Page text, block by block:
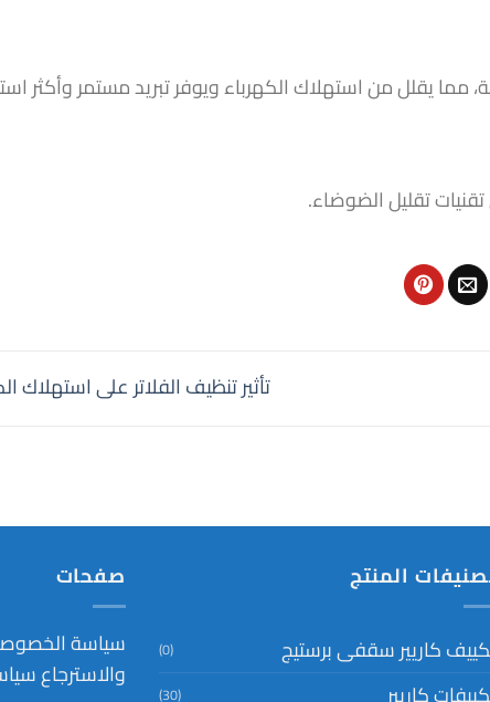
يقلل من استهلاك الكهرباء ويوفر تبريد مستمر وأكثر
تقليل الضوضاء.
تأثير تنظيف الفلاتر على استهلاك
المنتج
كاريير سقفى برستيج (0)
صفحات
سياسة
والاسترجاع